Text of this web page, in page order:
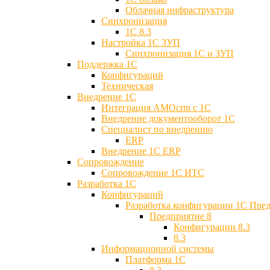
Облачная инфраструктура
Синхронизация
1С 8.3
Настройка 1С ЗУП
Синхронизация 1С и ЗУП
Поддержка 1С
Конфигураций
Техническая
Внедрение 1С
Интеграция AMOcrm с 1C
Внедрение документооборот 1С
Специалист по внедрению
ERP
Внедрение 1С ERP
Cопровождение
Cопровождение 1С ИТС
Разработка 1C
Конфигураций
Разработка конфигурации 1С
Предприятие 8
Конфигурации 8.3
8.3
Информационной системы
Платформа 1С